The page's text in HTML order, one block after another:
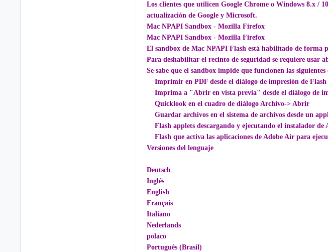
Los clientes que utilicen Google Chrome o Windows 8.x /
actualización de Google y Microsoft.
Mac NPAPI Sandbox - Mozilla Firefox
Mac NPAPI Sandbox - Mozilla Firefox
El sandbox de Mac NPAPI Flash está habilitado de forma
Para deshabilitar el recinto de seguridad se requiere
Se sabe que el sandbox impide que funcionen las
Imprimir en PDF desde el diálogo de impresión de Flash
Imprima a "Abrir en vista previa" desde el diálogo de
Quicklook en el cuadro de diálogo Archivo-> Abrir
Guardar archivos en el sistema de archivos desde un
Flash applets descargando y ejecutando el instalador de
Flash que activa las aplicaciones de Adobe Air para
Versiones del lenguaje
Deutsch
Inglés
English
Français
Italiano
Nederlands
polaco
Português (Brasil)